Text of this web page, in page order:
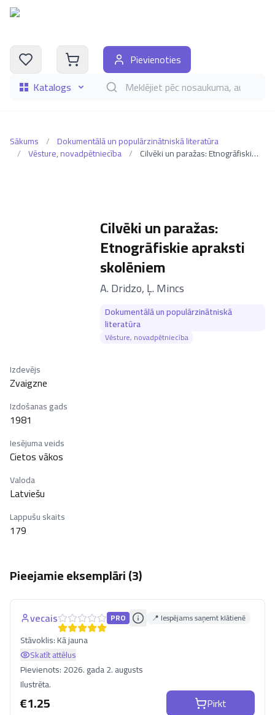
Katalogs Meklēt grāmatas pēc nosaukuma, autora,
Pievienoties
Sākums / Dokumentālā un populārzinātniskā literatūra
/ Vēsture, novadpētniecība / Cilvēki un paražas: Etnogrāfiskie apraksti skolēniem
Cilvēki un paražas:
Etnogrāfiskie apraksti
skolēniem
–
A. Dridzo,Ļ. Mincs
Dokumentālā un populārzinātniskā
literatūra
Vēsture, novadpētniecība
Izdevējs
Zvaigzne
Izdošanas gads
1981
Iesējuma veids
Cietos vākos
Valoda
Latviešu
Lappušu skaits
179
Pieejamie eksemplāri (3)
vecais PRO 📍 Iespējams saņemt klātienē
Stāvoklis:Kā jauna
Skatīt attēlus
Pievienots:2026. gada 2. augusts
Ilustrēta.
€1.25 Pirkt